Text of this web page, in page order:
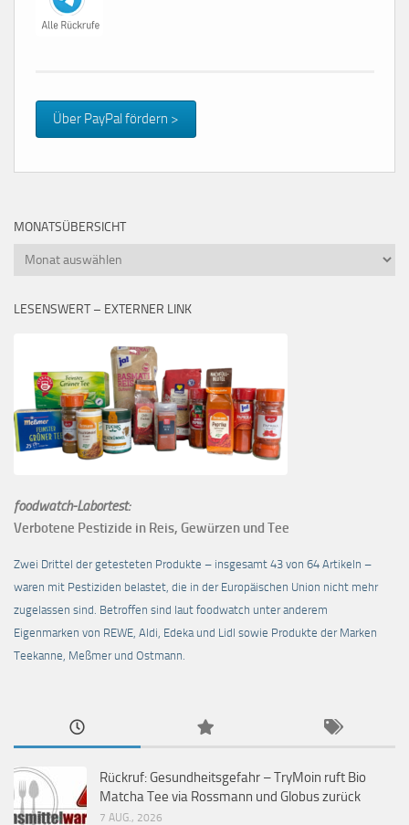
Über PayPal fördern >
MONATSÜBERSICHT
Monatsübersicht
LESENSWERT – EXTERNER LINK
foodwatch-Labortest:
Verbotene Pestizide in Reis, Gewürzen und Tee
Zwei Drittel der getesteten Produkte – insgesamt 43 von 64 Artikeln –
waren mit Pestiziden belastet, die in der Europäischen Union nicht mehr
zugelassen sind. Betroffen sind laut foodwatch unter anderem
Eigenmarken von REWE, Aldi, Edeka und Lidl sowie Produkte der Marken
Teekanne, Meßmer und Ostmann.
Rückruf: Gesundheitsgefahr – TryMoin ruft Bio
Matcha Tee via Rossmann und Globus zurück
7 AUG., 2026